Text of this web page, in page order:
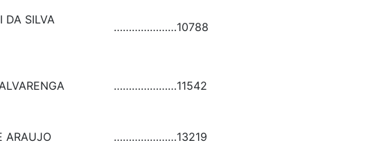
DA SILVA
…………………10788
…………………11542
ARAUJO …………………13219